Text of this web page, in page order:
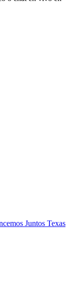
Juntos Texas